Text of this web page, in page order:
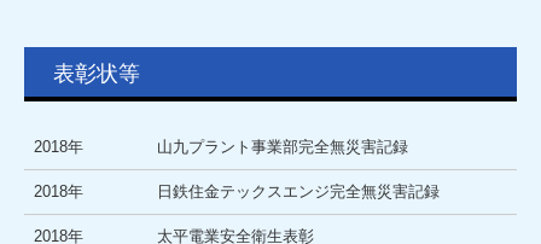
表彰状等
2018年 山九プラント事業部完全無災害記録
2018年 日鉄住金テックスエンジ完全無災害記録
2018年 太平電業安全衛生表彰